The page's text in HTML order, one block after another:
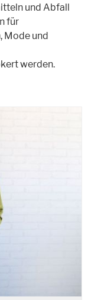
und Abfall
für
Mode und
werden.